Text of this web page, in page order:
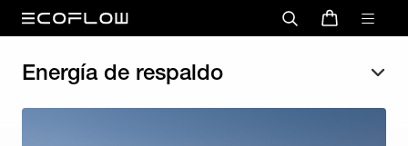
Energía de respaldo